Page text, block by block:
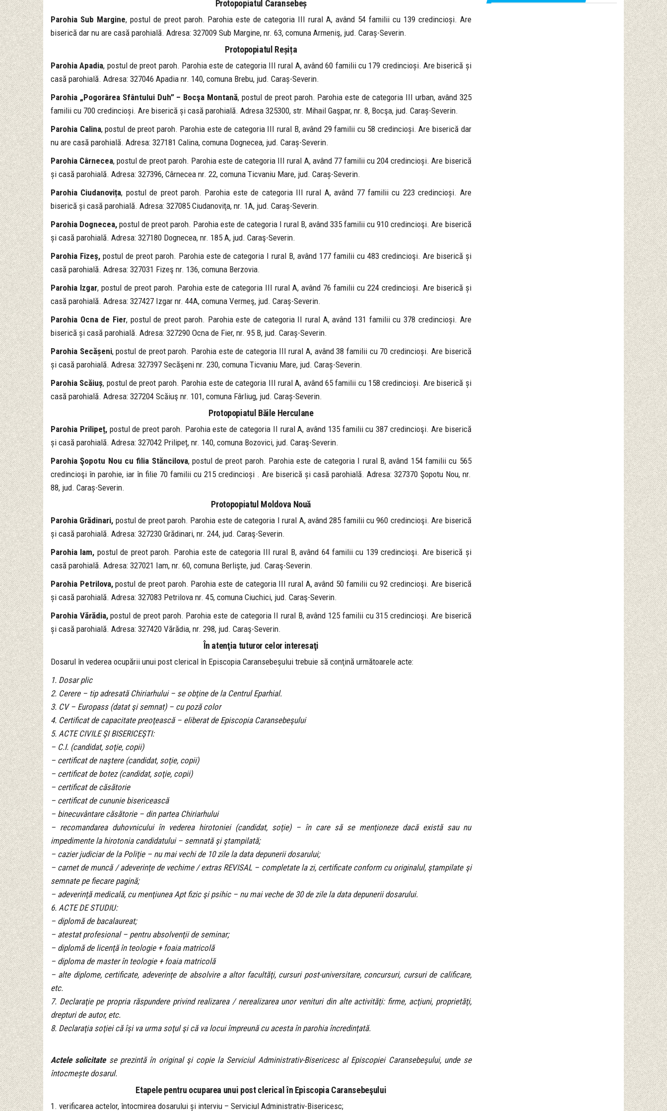
Protopopiatul Caransebeș
Parohia Sub Margine, postul de preot paroh. Parohia este de categoria III rural A, având 54 familii cu 139 credincioși. Are
biserică dar nu are casă parohială. Adresa: 327009 Sub Margine, nr. 63, comuna Armeniş, jud. Caraș-Severin.
Protopopiatul Reșița
Parohia Apadia, postul de preot paroh. Parohia este de categoria III rural A, având 60 familii cu 179 credincioși. Are biserică și
casă parohială. Adresa: 327046 Apadia nr. 140, comuna Brebu, jud. Caraș-Severin.
Parohia „Pogorârea Sfântului Duh” – Bocşa Montană, postul de preot paroh. Parohia este de categoria III urban, având 325
familii cu 700 credincioși. Are biserică și casă parohială. Adresa 325300, str. Mihail Gaşpar, nr. 8, Bocşa, jud. Caraș-Severin.
Parohia Calina, postul de preot paroh. Parohia este de categoria III rural B, având 29 familii cu 58 credincioși. Are biserică dar
nu are casă parohială. Adresa: 327181 Calina, comuna Dognecea, jud. Caraș-Severin.
Parohia Cârnecea, postul de preot paroh. Parohia este de categoria III rural A, având 77 familii cu 204 credincioși. Are biserică
și casă parohială. Adresa: 327396, Cârnecea nr. 22, comuna Ticvaniu Mare, jud. Caraș-Severin.
Parohia Ciudanovița, postul de preot paroh. Parohia este de categoria III rural A, având 77 familii cu 223 credincioși. Are
biserică și casă parohială. Adresa: 327085 Ciudanoviţa, nr. 1A, jud. Caraș-Severin.
Parohia Dognecea,postul de preot paroh. Parohia este de categoria I rural B, având 335 familii cu 910 credincioşi. Are biserică
și casă parohială. Adresa: 327180 Dognecea, nr. 185 A, jud. Caraş-Severin.
Parohia Fizeș, postul de preot paroh. Parohia este de categoria I rural B, având 177 familii cu 483 credincioşi. Are biserică și
casă parohială. Adresa: 327031 Fizeş nr. 136, comuna Berzovia.
Parohia Izgar, postul de preot paroh. Parohia este de categoria III rural A, având 76 familii cu 224 credincioși. Are biserică și
casă parohială. Adresa: 327427 Izgar nr. 44A, comuna Vermeş, jud. Caraș-Severin.
Parohia Ocna de Fier, postul de preot paroh. Parohia este de categoria II rural A, având 131 familii cu 378 credincioși. Are
biserică și casă parohială. Adresa: 327290 Ocna de Fier, nr. 95 B, jud. Caraș-Severin.
Parohia Secășeni, postul de preot paroh. Parohia este de categoria III rural A, având 38 familii cu 70 credincioși. Are biserică
și casă parohială. Adresa: 327397 Secăşeni nr. 230, comuna Ticvaniu Mare, jud. Caraș-Severin.
Parohia Scăiuș, postul de preot paroh. Parohia este de categoria III rural A, având 65 familii cu 158 credincioși. Are biserică și
casă parohială. Adresa: 327204 Scăiuş nr. 101, comuna Fârliug, jud. Caraș-Severin.
Protopopiatul Băile Herculane
Parohia Prilipeț, postul de preot paroh. Parohia este de categoria II rural A, având 135 familii cu 387 credincioşi. Are biserică
și casă parohială. Adresa: 327042 Prilipeț, nr. 140, comuna Bozovici, jud. Caraş-Severin.
Parohia Şopotu Nou cu filia Stăncilova, postul de preot paroh. Parohia este de categoria I rural B, având 154 familii cu 565
credincioşi în parohie, iar în filie 70 familii cu 215 credincioși . Are biserică și casă parohială. Adresa: 327370 Şopotu Nou, nr.
88, jud. Caraș-Severin.
Protopopiatul Moldova Nouă
Parohia Grădinari, postul de preot paroh. Parohia este de categoria I rural A, având 285 familii cu 960 credincioşi. Are biserică
și casă parohială. Adresa: 327230 Grădinari, nr. 244, jud. Caraş-Severin.
Parohia Iam, postul de preot paroh. Parohia este de categoria III rural B, având 64 familii cu 139 credincioşi. Are biserică și
casă parohială. Adresa: 327021 Iam, nr. 60, comuna Berlişte, jud. Caraş-Severin.
Parohia Petrilova,postul de preot paroh. Parohia este de categoria III rural A, având 50 familii cu 92 credincioşi. Are biserică
și casă parohială. Adresa: 327083 Petrilova nr. 45, comuna Ciuchici, jud. Caraş-Severin.
Parohia Vărădia,postul de preot paroh. Parohia este de categoria II rural B, având 125 familii cu 315 credincioşi. Are biserică
și casă parohială. Adresa: 327420 Vărădia, nr. 298, jud. Caraş-Severin.
În atenţia tuturor celor interesaţi
Dosarul în vederea ocupării unui post clerical în Episcopia Caransebeşului trebuie să conţină următoarele acte:
1. Dosar plic
2. Cerere – tip adresată Chiriarhului – se obţine de la Centrul Eparhial.
3. CV – Europass (datat şi semnat) – cu poză color
4. Certificat de capacitate preoţească – eliberat de Episcopia Caransebeşului
5. ACTE CIVILE ŞI BISERICEŞTI:
– C.I. (candidat, soţie, copii)
– certificat de naştere (candidat, soţie, copii)
– certificat de botez (candidat, soţie, copii)
– certificat de căsătorie
– certificat de cununie bisericească
– binecuvântare căsătorie – din partea Chiriarhului
– recomandarea duhovnicului în vederea hirotoniei (candidat, soţie) – în care să se menţioneze dacă există sau nu
impedimente la hirotonia candidatului – semnată şi ştampilată;
– cazier judiciar de la Poliţie – nu mai vechi de 10 zile la data depunerii dosarului;
– carnet de muncă / adeverinţe de vechime / extras REVISAL – completate la zi, certificate conform cu originalul, ştampilate şi
semnate pe fiecare pagină;
– adeverinţă medicală, cu menţiunea Apt fizic şi psihic – nu mai veche de 30 de zile la data depunerii dosarului.
6. ACTE DE STUDIU:
– diplomă de bacalaureat;
– atestat profesional – pentru absolvenţii de seminar;
– diplomă de licenţă în teologie + foaia matricolă
– diploma de master în teologie + foaia matricolă
– alte diplome, certificate, adeverinţe de absolvire a altor facultăţi, cursuri post-universitare, concursuri, cursuri de calificare,
etc.
7. Declaraţie pe propria răspundere privind realizarea / nerealizarea unor venituri din alte activităţi: firme, acţiuni, proprietăţi,
drepturi de autor, etc.
8. Declaraţia soţiei că îşi va urma soţul şi că va locui împreună cu acesta în parohia încredinţată.
Actele solicitatese prezintă în original şi copie la Serviciul Administrativ-Bisericesc al Episcopiei Caransebeşului, unde se
întocmește dosarul.
Etapele pentru ocuparea unui post clerical în Episcopia Caransebeşului
1. verificarea actelor, întocmirea dosarului și interviu – Serviciul Administrativ-Bisericesc;